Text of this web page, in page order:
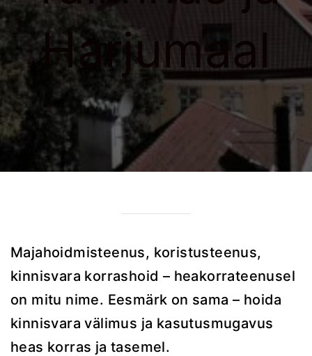
Harjumaal
Majahoidmisteenus, koristusteenus,
kinnisvara korrashoid – heakorrateenusel
on mitu nime. Eesmärk on sama – hoida
kinnisvara välimus ja kasutusmugavus
heas korras ja tasemel.